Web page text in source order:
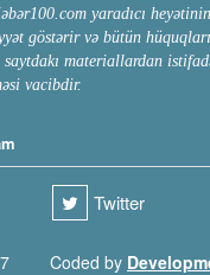
yaradıcı heyətinin
göstərir və bütün hüquqları
saytdakı materiallardan
vacibdir.
Twitter
Coded by